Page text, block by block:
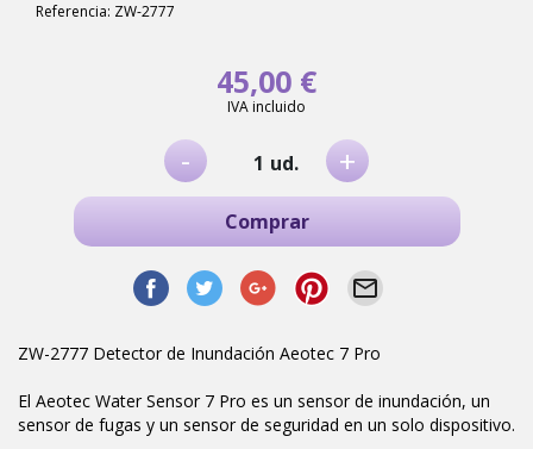
Referencia: ZW-2777
45,00 €
IVA incluido
- ud. +
Comprar
ZW-2777 Detector de Inundación Aeotec 7 Pro
El Aeotec Water Sensor 7 Pro es un sensor de inundación, un
sensor de fugas y un sensor de seguridad en un solo dispositivo.